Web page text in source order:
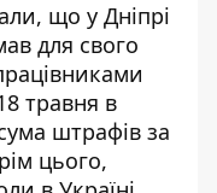
що у Дніпрі
для свого
травня в
штрафів за
цього,